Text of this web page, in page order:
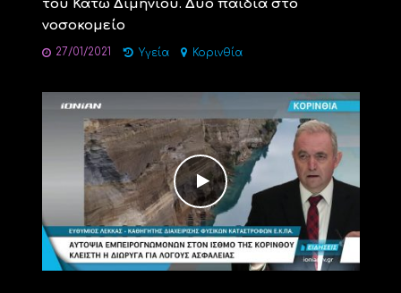
του Κάτω Διμηνιού. Δύο παιδιά στο
νοσοκομείο
27/01/2021 Υγεία Κορινθία